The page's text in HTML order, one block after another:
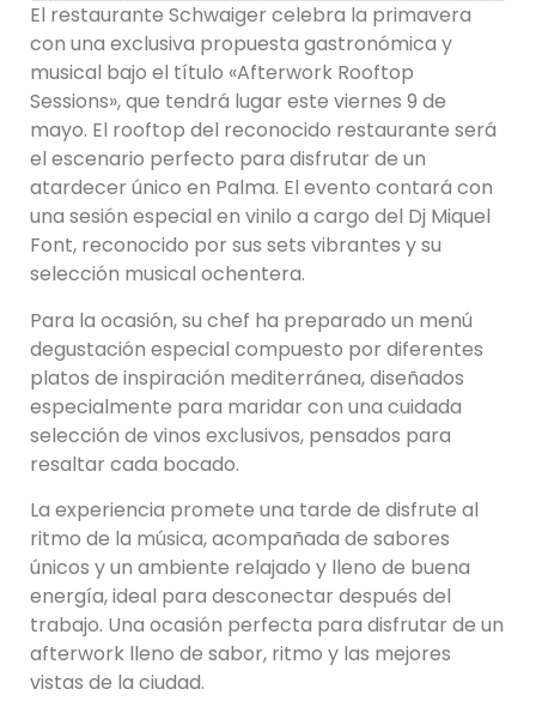
El restaurante Schwaiger celebra la primavera
con una exclusiva propuesta gastronómica y
musical bajo el título «Afterwork Rooftop
Sessions», que tendrá lugar este viernes 9 de
mayo. El rooftop del reconocido restaurante será
el escenario perfecto para disfrutar de un
atardecer único en Palma. El evento contará con
una sesión especial en vinilo a cargo del Dj Miquel
Font, reconocido por sus sets vibrantes y su
selección musical ochentera.
Para la ocasión, su chef ha preparado un menú
degustación especial compuesto por diferentes
platos de inspiración mediterránea, diseñados
especialmente para maridar con una cuidada
selección de vinos exclusivos, pensados para
resaltar cada bocado.
La experiencia promete una tarde de disfrute al
ritmo de la música, acompañada de sabores
únicos y un ambiente relajado y lleno de buena
energía, ideal para desconectar después del
trabajo. Una ocasión perfecta para disfrutar de un
afterwork lleno de sabor, ritmo y las mejores
vistas de la ciudad.